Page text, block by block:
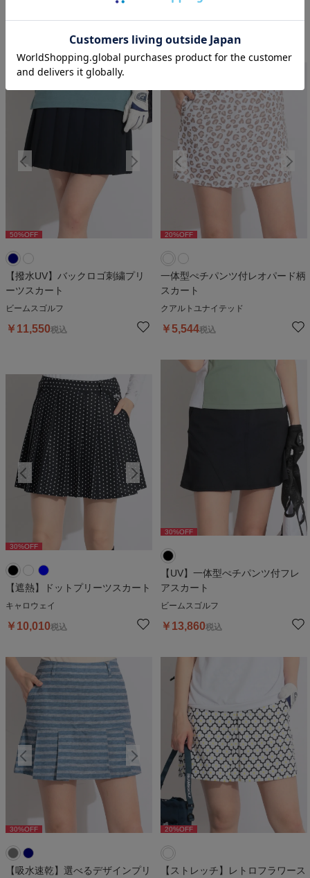
50%OFF %OFF
【撥水UV】バックロゴ刺繍プリ
ーツスカート
ビームスゴルフ
￥ 11,550税込
20%OFF 20%OFF
一体型ぺチパンツ付レオパード柄
スカート
クアルトユナイテッド
￥5,544税込
30%OFF
【遮熱】ドットプリーツスカート
キャロウェイ
￥ 10,010税込
30%OFF
【UV】一体型ぺチパンツ付フレ
アスカート
ビームスゴルフ
￥ 13,860税込
30%OFF %OFF
【吸水速乾】選べるデザインプリ
20%OFF
【ストレッチ】レトロフラワース